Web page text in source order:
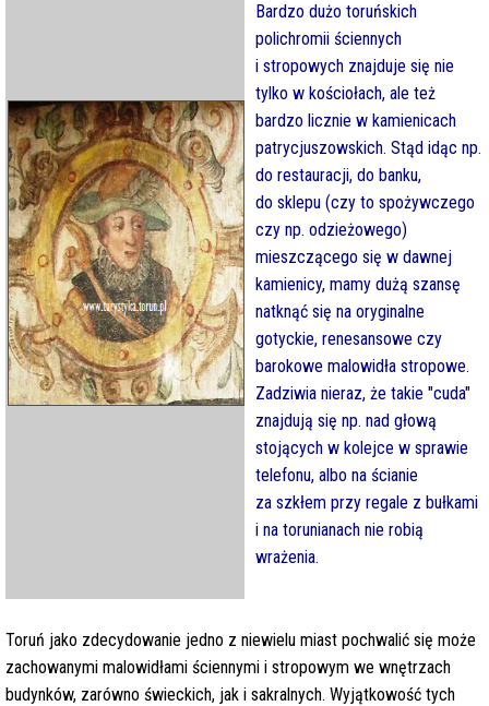
Bardzo dużo toruńskich
polichromii ściennych
i stropowych znajduje się nie
tylko w kościołach, ale też
bardzo licznie w kamienicach
patrycjuszowskich. Stąd idąc np.
do restauracji, do banku,
do sklepu (czy to spożywczego
czy np. odzieżowego)
mieszczącego się w dawnej
kamienicy, mamy dużą szansę
natknąć się na oryginalne
gotyckie, renesansowe czy
barokowe malowidła stropowe.
Zadziwia nieraz, że takie "cuda"
znajdują się np. nad głową
stojących w kolejce w sprawie
telefonu, albo na ścianie
za szkłem przy regale z bułkami
i na torunianach nie robią
wrażenia.
Toruń jako zdecydowanie jedno z niewielu miast pochwalić się może
zachowanymi malowidłami ściennymi i stropowym we wnętrzach
budynków, zarówno świeckich, jak i sakralnych. Wyjątkowość tych